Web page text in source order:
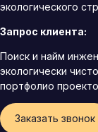
экологического
Запрос клиента:
Поиск и найм
экологически
портфолио
Заказать звонок